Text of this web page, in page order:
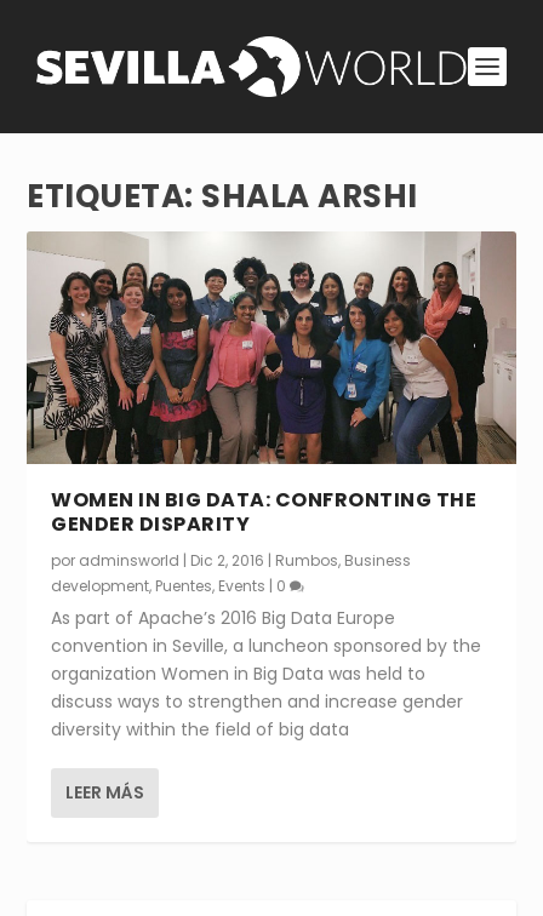
ETIQUETA: SHALA ARSHI
WOMEN IN BIG DATA: CONFRONTING THE
GENDER DISPARITY
por adminsworld | Dic 2, 2016 | Rumbos, Business
development, Puentes, Events | 0
As part of Apache’s 2016 Big Data Europe
convention in Seville, a luncheon sponsored by the
organization Women in Big Data was held to
discuss ways to strengthen and increase gender
diversity within the field of big data
LEER MÁS